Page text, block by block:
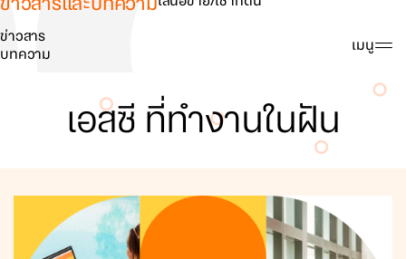
ค้นหา เมนู
ข่าวสาร
บทความ
เอสซี ที่ทำงานในฝัน